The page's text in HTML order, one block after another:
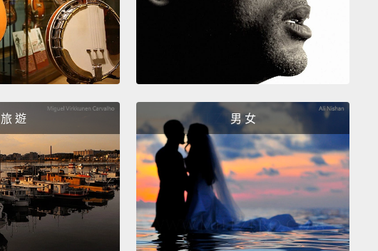
your ceremonial costume: shapeless, uniform, one-size-
fits-all. Whether male or female, tall or short, scholar or
slacker, spray-tanned prom queen or intergalactic X-Box
assassin, each of you is dressed, you'll notice, exactly the
same. And your diploma, but for your name, exactly the
不，畢業典禮是生命中偉大的一個開端，它有其本身的意義和
非常相稱的象徵。舉例來說，適合在這個喜氣洋洋的下午儀式
上，讓我們找到自己的立場。通常我像躲瘟疫般的避免陳腔濫
調像，我完全不會去接觸它，但現在我們在一個實質公平競爭
的賽場上。陳腔濫調就非常重要了。那表達了某些重要的事
旅 遊 男 女